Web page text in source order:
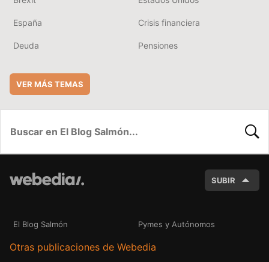
España Crisis financiera
Deuda Pensiones
VER MÁS TEMAS
SUBIR
El Blog Salmón Pymes y Autónomos
Otras publicaciones de Webedia